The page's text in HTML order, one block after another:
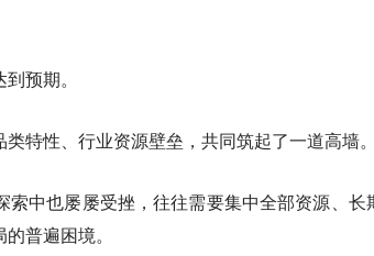
预期。
特性、行业资源壁垒，共同筑起了一道高墙。
中也屡屡受挫，往往需要集中全部资源、长
普遍困境。